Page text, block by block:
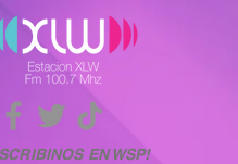
EN WSP!